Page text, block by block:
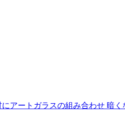
アートガラスの組み合わせ 暗